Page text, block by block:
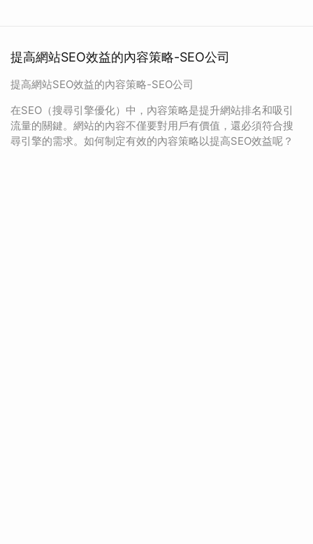
提高網站SEO效益的內容策略-SEO公司
提高網站SEO效益的內容策略-SEO公司
在SEO（搜尋引擎優化）中，內容策略是提升網站排名和吸引
流量的關鍵。網站的內容不僅要對用戶有價值，還必須符合搜
尋引擎的需求。如何制定有效的內容策略以提高SEO效益呢？